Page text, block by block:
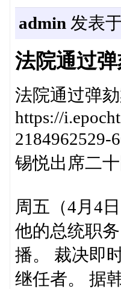
admin 发表
法院通过
法院通过弹
https://
锡悦出席二
周五（4月4
他的总统职
播。 裁决即
继任者。 据